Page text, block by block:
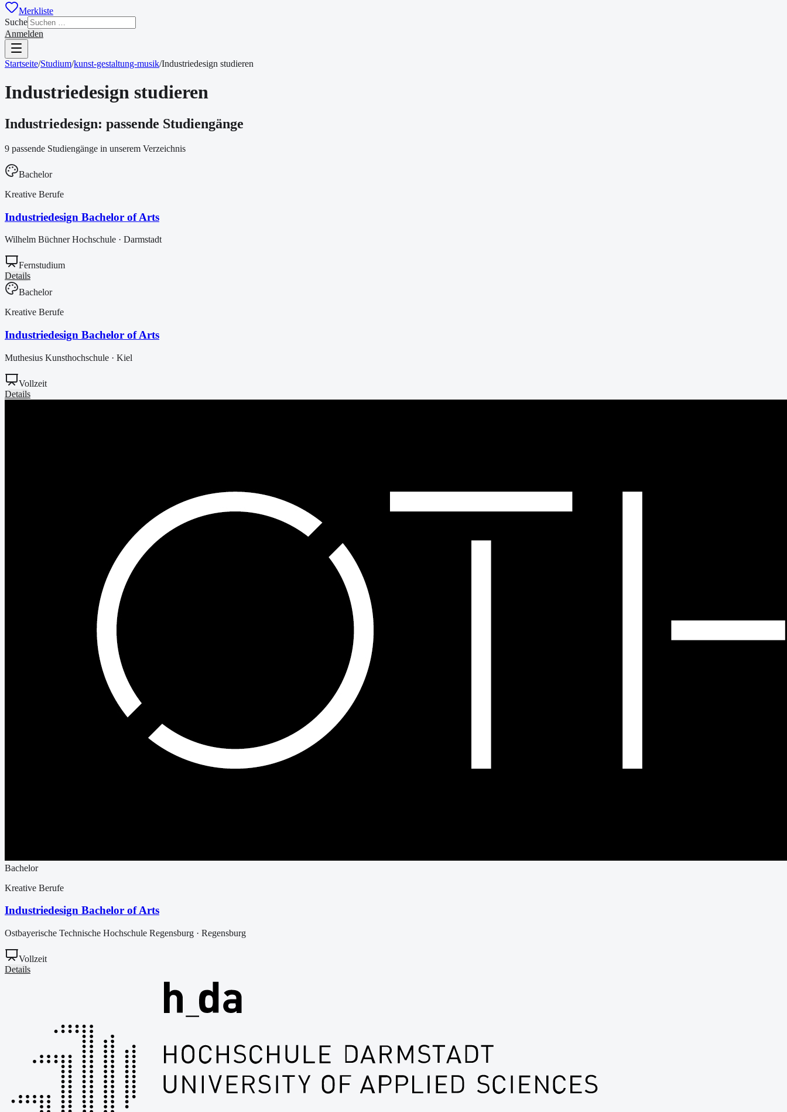
Merkliste
Suche
Anmelden
Startseite/Studium/kunst-gestaltung-musik/Industriedesign studieren
Industriedesign studieren
Industriedesign: passende Studiengänge
9 passende Studiengänge in unserem Verzeichnis
Bachelor
Kreative Berufe
Industriedesign Bachelor of Arts
Wilhelm Büchner Hochschule · Darmstadt
Fernstudium
Details
Bachelor
Kreative Berufe
Industriedesign Bachelor of Arts
Muthesius Kunsthochschule · Kiel
Vollzeit
Details
Bachelor
Kreative Berufe
Industriedesign Bachelor of Arts
Ostbayerische Technische Hochschule Regensburg · Regensburg
Vollzeit
Details